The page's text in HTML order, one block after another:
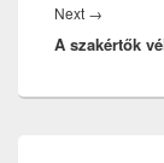
Next →
post:
A szakértők